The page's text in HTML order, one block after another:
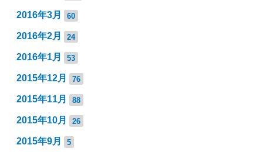
2016年3月 60
2016年2月 24
2016年1月 53
2015年12月 76
2015年11月 88
2015年10月 26
2015年9月 5